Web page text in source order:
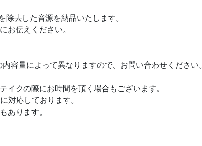
去した音源を納品いたします。
お伝えください。
容量によって異なりますので、お問い合わせください。
クの際にお時間を頂く場合もございます。
対応しております。
あります。